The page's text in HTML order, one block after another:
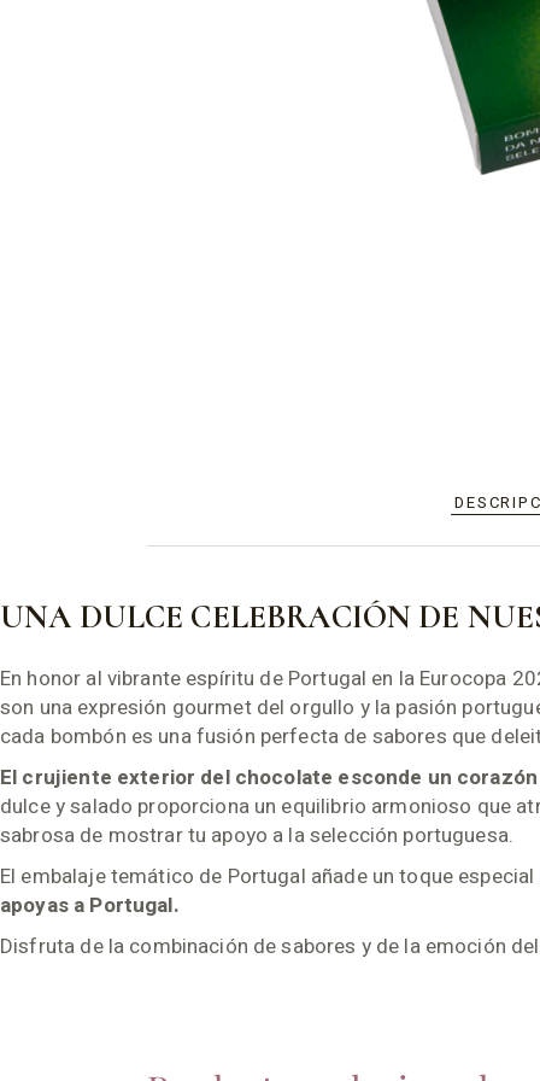
UNA DULCE CELEBRACIÓN DE
En honor al vibrante espíritu de Portugal en la Eurocopa
son una expresión gourmet del orgullo y la pasión
cada bombón es una fusión perfecta de sabores que
El crujiente exterior del chocolate esconde un
dulce y salado proporciona un equilibrio armonioso que
sabrosa de mostrar tu apoyo a la selección portuguesa.
El embalaje temático de Portugal añade un toque
apoyas a Portugal.
Disfruta de la combinación de sabores y de la emoción